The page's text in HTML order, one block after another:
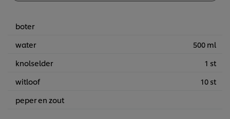
boter
water
500 ml
knolselder
1 st
witloof
10 st
peper en zout